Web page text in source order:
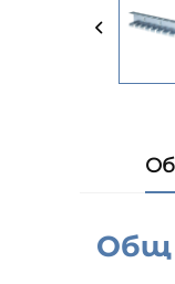
Общ